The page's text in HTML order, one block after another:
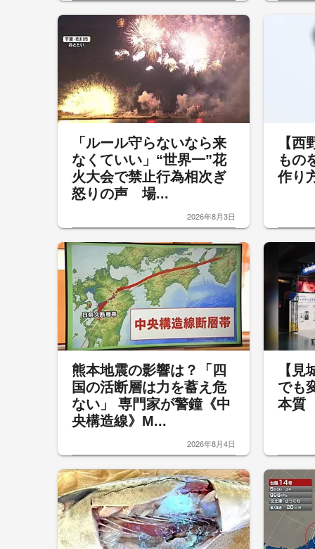
「ルール守らないなら来
なくていい」“世界一”花
火大会で禁止行為相次ぎ
怒りの声 場...
2026年8月3日
【
もの
作り
熊本地震の影響は？「四
国の活断層は力を蓄え危
ない」 専門家が警鐘《中
央構造線》M...
2026年8月4日
【
でも
本質